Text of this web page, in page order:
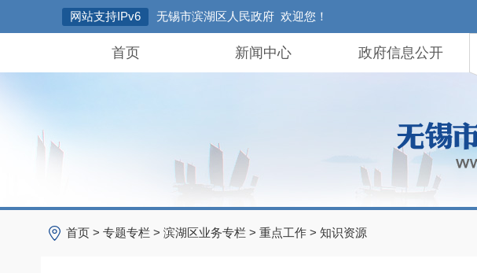
网站支持IPv6 无锡市滨湖区人民政府 欢迎您！
首页 新闻中心 政府信息公开
首页 > 专题专栏 > 滨湖区业务专栏 > 重点工作 > 知识资源